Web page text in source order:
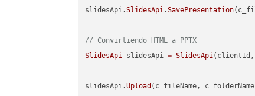
slidesApi.SlidesApi.SavePresentation
// Convirtiendo HTML a PPTX
SlidesApi slidesApi = SlidesApi(clientId,
slidesApi.Upload (c_fileName,